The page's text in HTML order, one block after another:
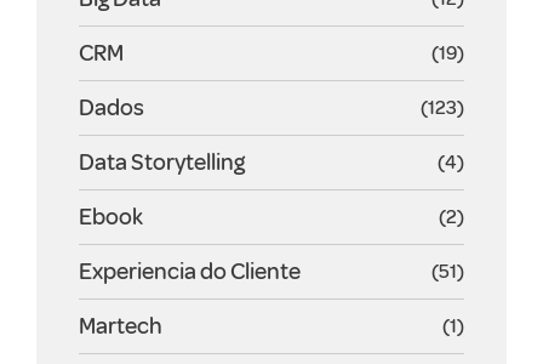
CRM (19)
Dados (123)
Data Storytelling (4)
Ebook (2)
Experiencia do Cliente (51)
Martech (1)